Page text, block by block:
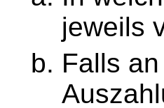
jeweils
Falls